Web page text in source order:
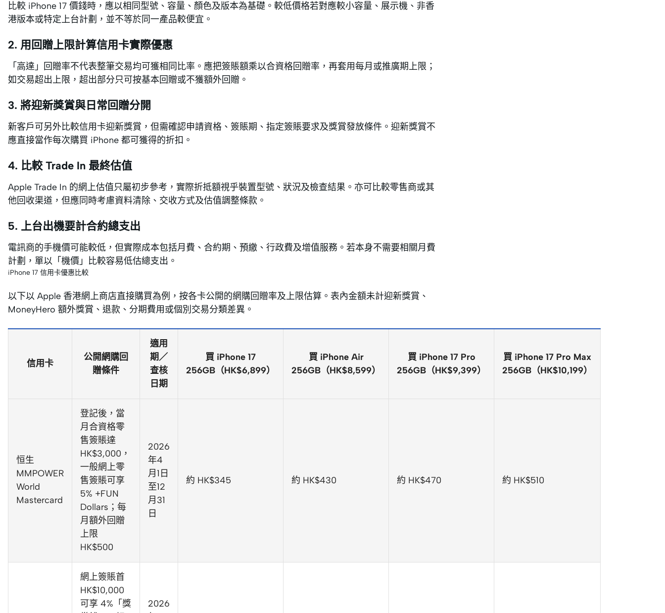
比較 iPhone 17 價錢時，應以相同型號、容量、顏色及版本為基礎。較低價格若對應較小容量、展示機、非香
港版本或特定上台計劃，並不等於同一產品較便宜。
2. 用回贈上限計算信用卡實際優惠
「高達」回贈率不代表整筆交易均可獲相同比率。應把簽賬額乘以合資格回贈率，再套用每月或推廣期上限；
如交易超出上限，超出部分只可按基本回贈或不獲額外回贈。
3. 將迎新獎賞與日常回贈分開
新客戶可另外比較信用卡迎新獎賞，但需確認申請資格、簽賬期、指定簽賬要求及獎賞發放條件。迎新獎賞不
應直接當作每次購買 iPhone 都可獲得的折扣。
4. 比較 Trade In 最終估值
Apple Trade In 的網上估值只屬初步參考，實際折抵額視乎裝置型號、狀況及檢查結果。亦可比較零售商或其
他回收渠道，但應同時考慮資料清除、交收方式及估值調整條款。
5. 上台出機要計合約總支出
電訊商的手機價可能較低，但實際成本包括月費、合約期、預繳、行政費及增值服務。若本身不需要相關月費
計劃，單以「機價」比較容易低估總支出。
iPhone 17 信用卡優惠比較
以下以 Apple 香港網上商店直接購買為例，按各卡公開的網購回贈率及上限估算。表內金額未計迎新獎賞、
MoneyHero 額外獎賞、退款、分期費用或個別交易分類差異。
信用卡
公開網購回
贈條件
適用
期／
查核
日期
買 iPhone 17
256GB（HK$6,899）
買 iPhone Air
256GB（HK$8,599）
買 iPhone 17 Pro
256GB（HK$9,399）
買 iPhone 17 Pro Max
256GB（HK$10,199）
恒生
MMPOWER
World
Mastercard
登記後，當
月合資格零
售簽賬達
HK$3,000，
一般網上零
售簽賬可享
5% +FUN
Dollars；每
月額外回贈
上限
HK$500
2026
年4
月1日
至12
月31
日
約 HK$345 約 HK$430 約 HK$470 約 HK$510
網上簽賬首
HK$10,000
可享 4%「獎
2026